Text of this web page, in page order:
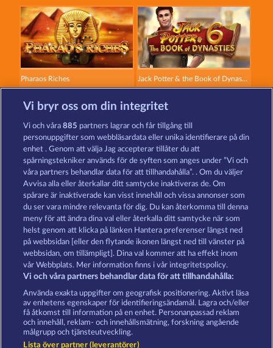
Pharaos Riches Jack Potter & the Book of Dynasties 6
Jack Potter and the Book of Dynasties Jack Potter and the Book of Teos
Användarvillkor Sekretesspolicy Avtryck
Om Företaget FAQ Partnerprogram
Facebook
Skicka in en begäran om att ångra köpet
Vi bryr oss om din integritet
Vi och våra885 partners lagrar och får tillgång till
personuppgifter som webbläsardata eller unika identifierare på din
enhet . Genom att välja Jag accepterar tillåter du att
spårningstekniker används för de syften som anges under ”Vi och
våra partners behandlar data för att tillhandahålla”. . Om du väljer
Avvisa alla eller återkallar ditt samtycke inaktiveras de. Om
spårare är inaktiverade kan visst innehåll och vissa annonser som
du ser vara mindre relevanta för dig. Du kan återkomma till denna
meny för att ändra dina val eller återkalla ditt samtycke när som
helst genom att klicka på länken Hantera preferenser längst ned
på webbsidan [eller den flytande ikonen längst ned till vänster på
webbsidan, om tillämpligt]. Dina val kommer att ha effekt inom
vår Webbplats. Mer information finns i vår integritetspolicy.
Vi och våra partners behandlar data för att tillhandahålla:
Använda exakta uppgifter om geografisk positionering. Aktivt läsa
av enhetens egenskaper för identifieringsändamål. Lagra och/eller
få åtkomst till information på en enhet. Personanpassad reklam
och innehåll, reklam- och innehållsmätning, forskning angående
målgrupp och tjänsteutveckling.
Lista över partner (leverantörer)